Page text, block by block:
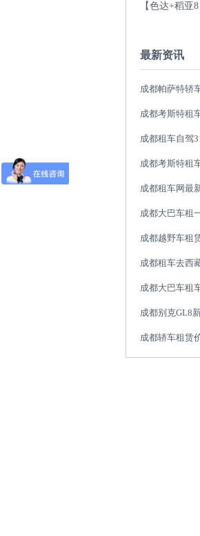
【色达+稻亚
最新资讯
成都帕萨特轿
成都租车自驾
成都考斯特租
成都租车网最
成都大巴车租
成都越野车租
成都租车去西
成都大巴车租
成都别克GL8
成都轿车租赁